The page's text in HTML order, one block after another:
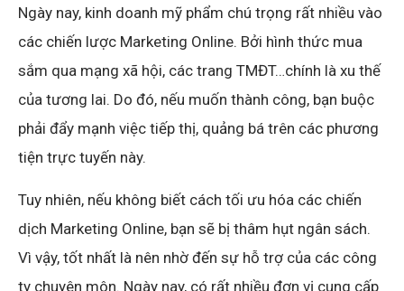
Ngày nay, kinh doanh mỹ phẩm chú trọng rất nhiều vào
các chiến lược Marketing Online. Bởi hình thức mua
sắm qua mạng xã hội, các trang TMĐT…chính là xu thế
của tương lai. Do đó, nếu muốn thành công, bạn buộc
phải đẩy mạnh việc tiếp thị, quảng bá trên các phương
tiện trực tuyến này.
Tuy nhiên, nếu không biết cách tối ưu hóa các chiến
dịch Marketing Online, bạn sẽ bị thâm hụt ngân sách.
Vì vậy, tốt nhất là nên nhờ đến sự hỗ trợ của các công
ty chuyên môn. Ngày nay, có rất nhiều đơn vị cung cấp